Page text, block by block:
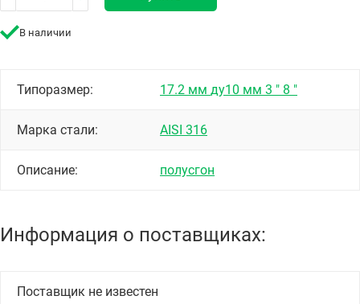
В наличии
Типоразмер: 17.2 мм ду10 мм 3 " 8 "
Марка стали: AISI 316
Описание: полусгон
Информация о поставщиках:
Поставщик не известен